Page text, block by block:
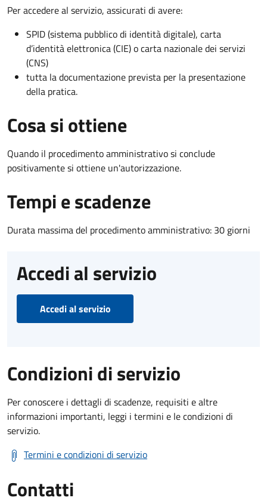
Per accedere al servizio, assicurati di avere:
SPID (sistema pubblico di identità digitale), carta
d’identità elettronica (CIE) o carta nazionale dei servizi
(CNS)
tutta la documentazione prevista per la presentazione
della pratica.
Cosa si ottiene
Quando il procedimento amministrativo si conclude
positivamente si ottiene un'autorizzazione.
Tempi e scadenze
Durata massima del procedimento amministrativo: 30 giorni
Accedi al servizio
Accedi al servizio
Condizioni di servizio
Per conoscere i dettagli di scadenze, requisiti e altre
informazioni importanti, leggi i termini e le condizioni di
servizio.
Termini e condizioni di servizio
Contatti